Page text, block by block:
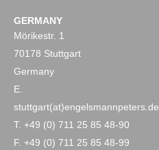
GERMANY
Mörikestr. 1
70178 Stuttgart
Germany
E.
stuttgart(at)engelsmannpeters.de
T. +49 (0) 711 25 85 48-90
F. +49 (0) 711 25 85 48-99